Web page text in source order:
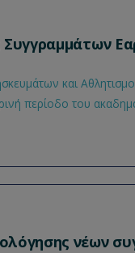
και
περίοδο του
νέων